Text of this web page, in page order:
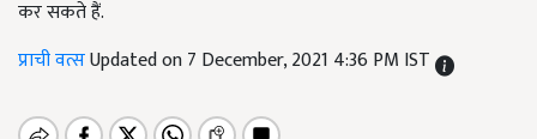
कर सकते हैं.
प्राची वत्सUpdated on 7 December, 2021 4:36 PM IST